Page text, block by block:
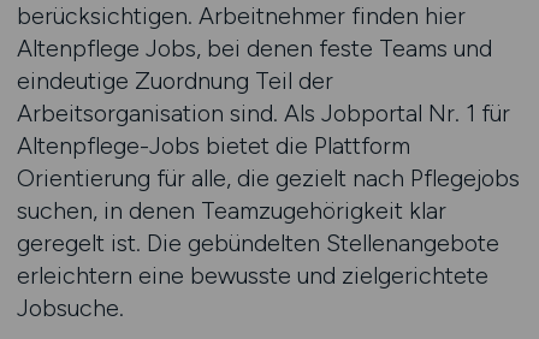
berücksichtigen. Arbeitnehmer finden hier
Altenpflege Jobs, bei denen feste Teams und
eindeutige Zuordnung Teil der
Arbeitsorganisation sind. Als Jobportal Nr. 1 für
Altenpflege-Jobs bietet die Plattform
Orientierung für alle, die gezielt nach Pflegejobs
suchen, in denen Teamzugehörigkeit klar
geregelt ist. Die gebündelten Stellenangebote
erleichtern eine bewusste und zielgerichtete
Jobsuche.